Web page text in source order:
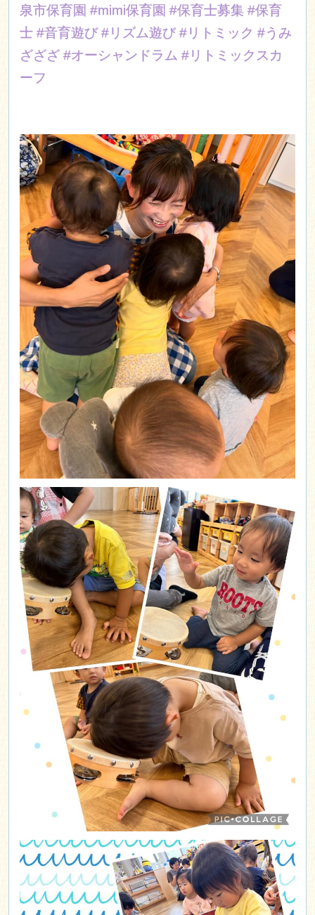
泉市保育園 #mimi保育園 #保育士募集 #保育
士 #音育遊び #リズム遊び #リトミック #うみ
ざざざ #オーシャンドラム #リトミックスカ
ーフ